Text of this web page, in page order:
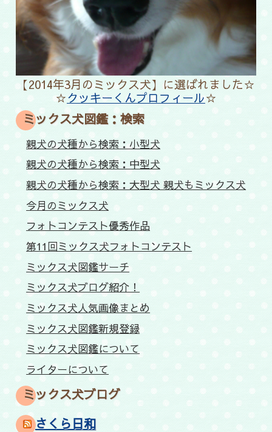
【2014年3月のミックス犬】に選ばれました☆
☆クッキーくんプロフィール☆
ミックス犬図鑑：検索
親犬の犬種から検索：小型犬
親犬の犬種から検索：中型犬
親犬の犬種から検索：大型犬 親犬もミックス犬
今月のミックス犬
フォトコンテスト優秀作品
第11回ミックス犬フォトコンテスト
ミックス犬図鑑サーチ
ミックス犬ブログ紹介！
ミックス犬人気画像まとめ
ミックス犬図鑑新規登録
ミックス犬図鑑について
ライターについて
ミックス犬ブログ
さくら日和